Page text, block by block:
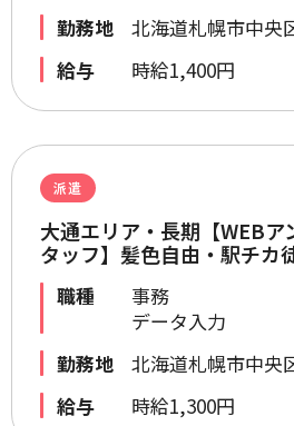
勤務地
北海道札幌市中央
給与
時給1,400円
派遣
大通エリア・長期【WEBア
タッフ】髪色自由・駅チカ
職種
事務
データ入力
勤務地
北海道札幌市中央
給与
時給1,300円